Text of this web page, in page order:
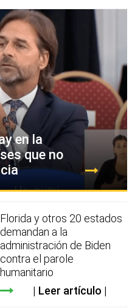
en la
que no
Florida y otros 20 estados
demandan a la
administración de Biden
contra el parole
humanitario
Leer artículo